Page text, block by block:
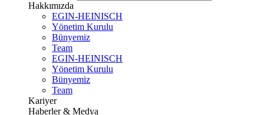
Hakkımızda
EGIN-HEINISCH
Yönetim Kurulu
Bünyemiz
Team
EGIN-HEINISCH
Yönetim Kurulu
Bünyemiz
Team
Kariyer
Haberler & Medya